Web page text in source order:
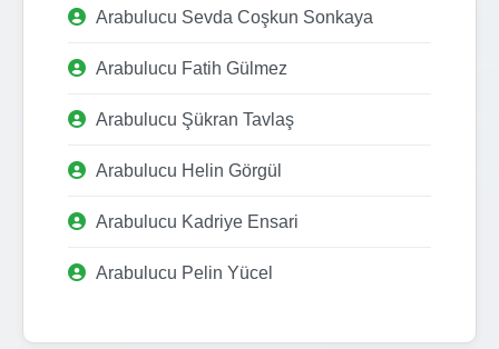
Arabulucu Sevda Coşkun Sonkaya
Arabulucu Fatih Gülmez
Arabulucu Şükran Tavlaş
Arabulucu Helin Görgül
Arabulucu Kadriye Ensari
Arabulucu Pelin Yücel